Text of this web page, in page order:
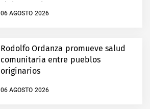
Tlalnepantla
06 AGOSTO 2026
Rodolfo Ordanza promueve salud
comunitaria entre pueblos
originarios
06 AGOSTO 2026